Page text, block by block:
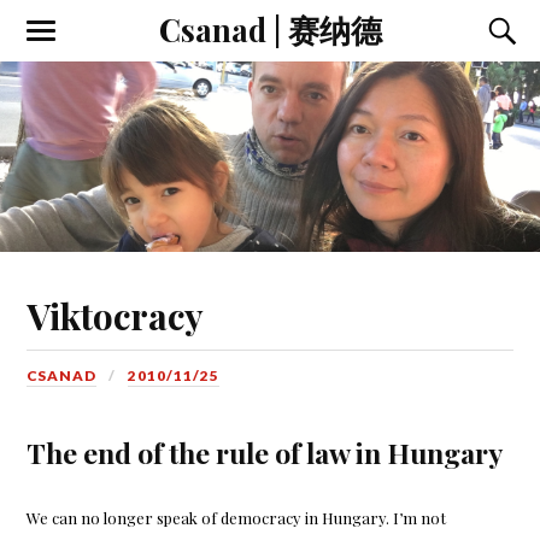
Csanad | 赛纳德
Viktocracy
CSANAD 2010/11/25
The end of the rule of law in Hungary
We can no longer speak of democracy in Hungary. I’m not